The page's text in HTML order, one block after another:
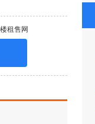
租售网